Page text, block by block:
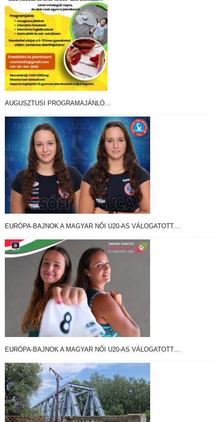
AUGUSZTUSI PROGRAMAJÁNLÓ…
EURÓPA-BAJNOK A MAGYAR NŐI U20-AS VÁLOGATOTT…
EURÓPA-BAJNOK A MAGYAR NŐI U20-AS VÁLOGATOTT…